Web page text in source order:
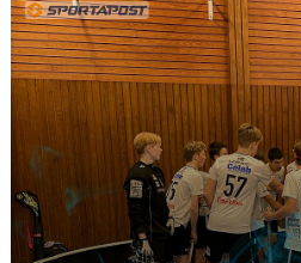
DOKUMENT
KONTAKT